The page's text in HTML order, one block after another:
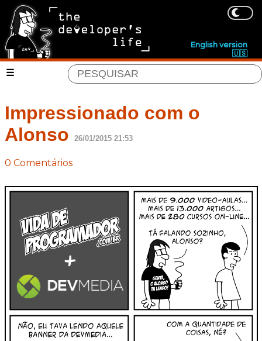
English version
🇺🇸
Impressionado com o
Alonso
26/01/2015 21:53
0 Comentários